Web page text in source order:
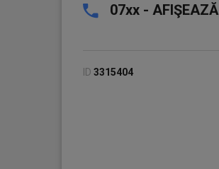
07xx - AFIŞEAZĂ
ID 3315404